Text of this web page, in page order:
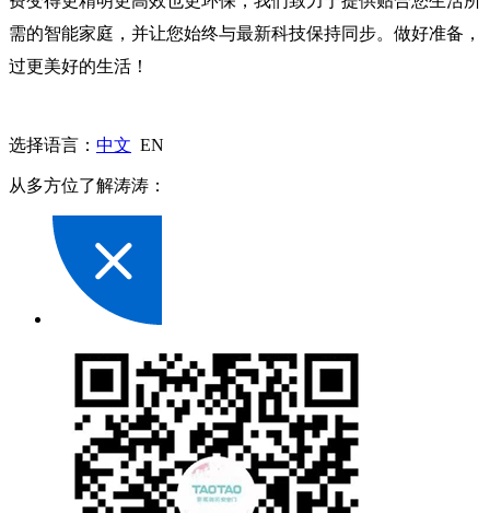
需的智能家庭，并让您始终与最新科技保持同步。做好准备，
过更美好的生活！
选择语言： 中文 EN
从多方位了解涛涛：